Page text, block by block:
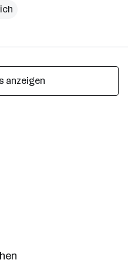
anzeigen